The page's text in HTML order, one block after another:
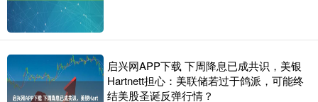
启兴网APP下载 下周降息已成共识，美银
Hartnett担心：美联储若过于鸽派，可能终
结美股圣诞反弹行情？